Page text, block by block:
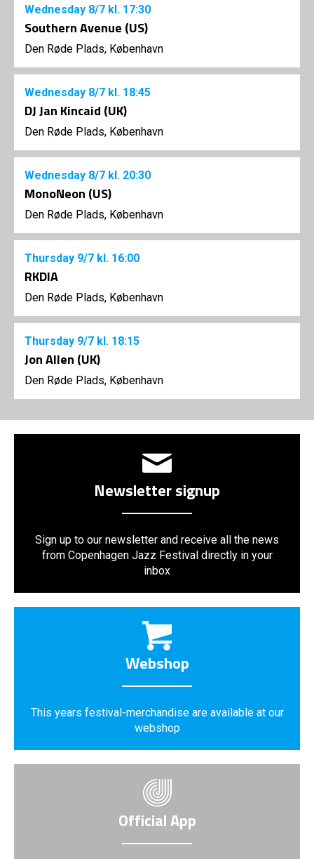
Wednesday 8/7 kl. 17:30
Southern Avenue (US)
Den Røde Plads, København
Wednesday 8/7 kl. 18:45
DJ Jan Kincaid (UK)
Den Røde Plads, København
Wednesday 8/7 kl. 20:30
MonoNeon (US)
Den Røde Plads, København
Thursday 9/7 kl. 16:00
RKDIA
Den Røde Plads, København
Thursday 9/7 kl. 18:15
Jon Allen (UK)
Den Røde Plads, København
Newsletter signup
Sign up to our newsletter and receive all the news
from Copenhagen Jazz Festival directly in your
inbox
Webshop
This years festival-merchandise are available at our
webshop
Official App